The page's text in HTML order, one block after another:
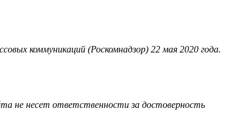
коммуникаций (Роскомнадзор) 22 мая 2020 года.
не несет ответственности за достоверность